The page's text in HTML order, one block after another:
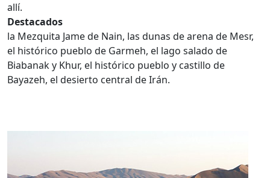
allí.
Destacados
la Mezquita Jame de Nain, las dunas de arena de Mesr,
el histórico pueblo de Garmeh, el lago salado de
Biabanak y Khur, el histórico pueblo y castillo de
Bayazeh, el desierto central de Irán.